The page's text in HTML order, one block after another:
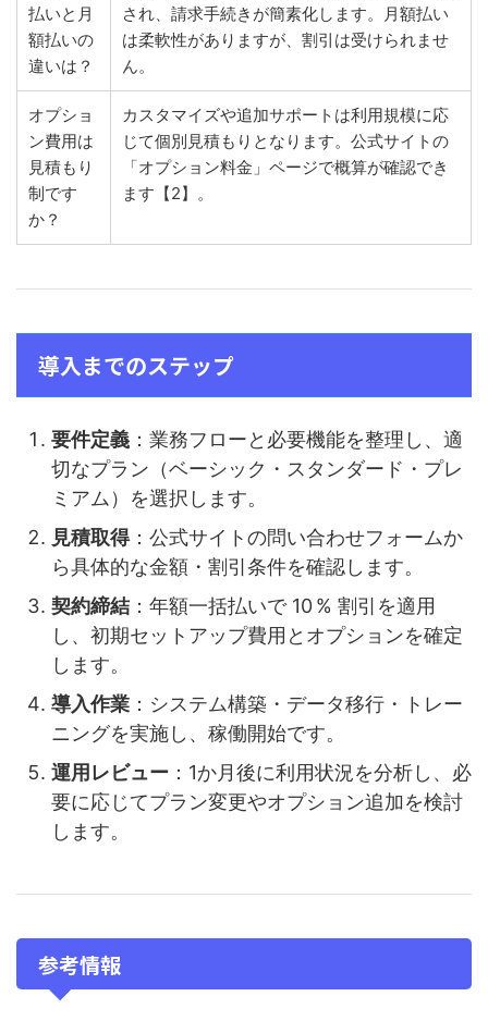
払いと月
額払いの
違いは？
され、請求手続きが簡素化します。月額払い
は柔軟性がありますが、割引は受けられませ
ん。
オプショ
ン費用は
見積もり
制です
か？
カスタマイズや追加サポートは利用規模に応
じて個別見積もりとなります。公式サイトの
「オプション料金」ページで概算が確認でき
ます【2】。
導入までのステップ
要件定義 ：業務フローと必要機能を整理し、適
切なプラン（ベーシック・スタンダード・プレ
ミアム）を選択します。
見積取得：公式サイトの問い合わせフォームか
ら具体的な金額・割引条件を確認します。
契約締結 ：年額一括払いで 10 % 割引を適用
し、初期セットアップ費用とオプションを確定
します。
導入作業 ：システム構築・データ移行・トレー
ニングを実施し、稼働開始です。
運用レビュー ：1か月後に利用状況を分析し、必
要に応じてプラン変更やオプション追加を検討
します。
参考情報